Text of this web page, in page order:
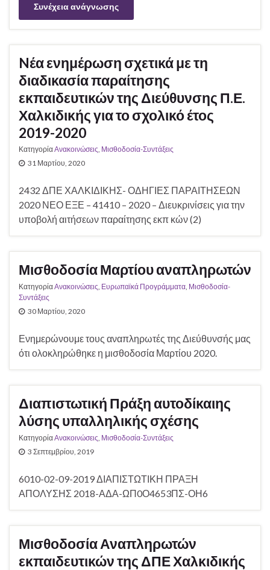
Συνέχεια ανάγνωσης
Nέα ενημέρωση σχετικά με τη
διαδικασία παραίτησης
εκπαιδευτικών της Διεύθυνσης Π.Ε.
Χαλκιδικής για το σχολικό έτος
2019-2020
ΚατηγορίαΑνακοινώσεις Μισθοδοσία-Συντάξεις
31 Μαρτίου, 2020
2432 ΔΠΕ ΧΑΛΚΙΔΙΚΗΣ- ΟΔΗΓΙΕΣ ΠΑΡΑΙΤΗΣΕΩΝ
2020 ΝΕΟ ΕΞΕ – 41410 – 2020 – Διευκρινίσεις για την
υποβολή αιτήσεων παραίτησης εκπ κών (2)
Μισθοδοσία Μαρτίου αναπληρωτών
ΚατηγορίαΑνακοινώσεις Ευρωπαϊκά Προγράμματα Μισθοδοσία-
Συντάξεις
30 Μαρτίου, 2020
Ενημερώνουμε τους αναπληρωτές της Διεύθυνσής μας
ότι ολοκληρώθηκε η μισθοδοσία Μαρτίου 2020.
Διαπιστωτική Πράξη αυτοδίκαιης
λύσης υπαλληλικής σχέσης
ΚατηγορίαΑνακοινώσεις Μισθοδοσία-Συντάξεις
3 Σεπτεμβρίου, 2019
6010-02-09-2019 ΔΙΑΠΙΣΤΩΤΙΚΗ ΠΡΑΞΗ
ΑΠΟΛΥΣΗΣ 2018-ΑΔΑ-ΩΠ0Ο4653ΠΣ-ΟΗ6
Μισθοδοσία Αναπληρωτών
εκπαιδευτικών της ΔΠΕ Χαλκιδικής